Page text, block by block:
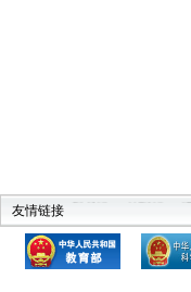
友情链接